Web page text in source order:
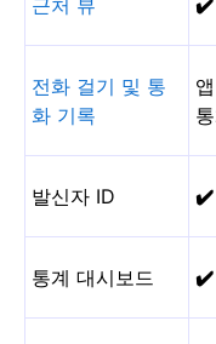
전화 걸기 및 통
화 기록
발신자 ID ✔️
통계 대시보드 ✔️